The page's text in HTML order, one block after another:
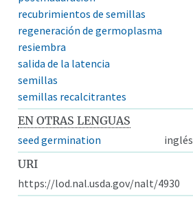
recubrimientos de semillas
regeneración de germoplasma
resiembra
salida de la latencia
semillas
semillas recalcitrantes
EN OTRAS LENGUAS
seed germination
inglés
URI
https://lod.nal.usda.gov/nalt/4930